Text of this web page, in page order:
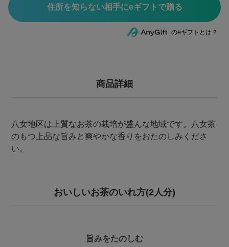
住所を知らない相手にeギフトで贈る
のeギフトとは？
商品詳細
八女地区は上質なお茶の栽培が盛んな地域です。八女茶
のもつ上品な旨みと爽やかな香りをおたのしみくださ
い。
おいしいお茶のいれ方(2人分)
旨みをたのしむ